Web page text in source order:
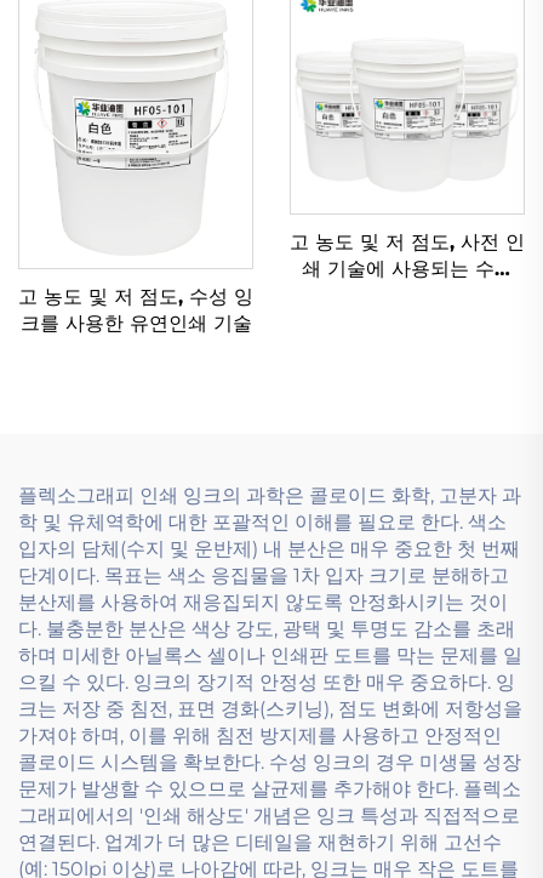
고 농도 및 저 점도, 수성 잉
크를 사용한 유연인쇄 기술
고 농도 및 저 점도, 사전 인
쇄 기술에 사용되는 수성
플렉소그래피 인쇄 잉크의 과학은 콜로이드 화학, 고분자 과
학 및 유체역학에 대한 포괄적인 이해를 필요로 한다. 색소
입자의 담체(수지 및 운반제) 내 분산은 매우 중요한 첫 번째
단계이다. 목표는 색소 응집물을 1차 입자 크기로 분해하고
분산제를 사용하여 재응집되지 않도록 안정화시키는 것이
다. 불충분한 분산은 색상 강도, 광택 및 투명도 감소를 초래
하며 미세한 아닐록스 셀이나 인쇄판 도트를 막는 문제를 일
으킬 수 있다. 잉크의 장기적 안정성 또한 매우 중요하다. 잉
크는 저장 중 침전, 표면 경화(스키닝), 점도 변화에 저항성을
가져야 하며, 이를 위해 침전 방지제를 사용하고 안정적인
콜로이드 시스템을 확보한다. 수성 잉크의 경우 미생물 성장
문제가 발생할 수 있으므로 살균제를 추가해야 한다. 플렉소
그래피에서의 '인쇄 해상도' 개념은 잉크 특성과 직접적으로
연결된다. 업계가 더 많은 디테일을 재현하기 위해 고선수
(예: 150lpi 이상)로 나아감에 따라, 잉크는 매우 작은 도트를